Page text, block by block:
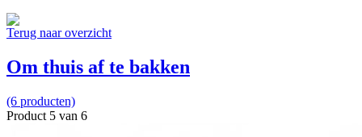
Terug naar overzicht
Om thuis af te bakken
(6 producten)
Product 5 van 6